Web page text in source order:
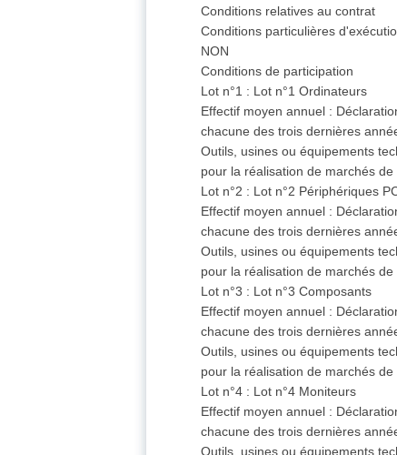
Conditions relatives au contrat
Conditions particulières
NON
Conditions de participation
Lot n°1 : Lot n°1 Ordinateurs
Effectif moyen annuel :
chacune des trois dernières
Outils, usines ou équipements
pour la réalisation de marchés
Lot n°2 : Lot n°2 Périphériques
Effectif moyen annuel :
chacune des trois dernières
Outils, usines ou équipements
pour la réalisation de marchés
Lot n°3 : Lot n°3 Composants
Effectif moyen annuel :
chacune des trois dernières
Outils, usines ou équipements
pour la réalisation de marchés
Lot n°4 : Lot n°4 Moniteurs
Effectif moyen annuel :
chacune des trois dernières
Outils, usines ou équipements